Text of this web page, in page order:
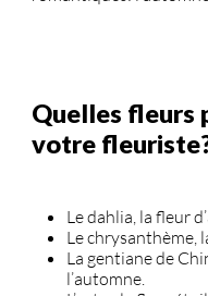
Quelles fleurs
votre
Le dahlia, la fleur
Le chrysanthème,
La gentiane de
l’automne.